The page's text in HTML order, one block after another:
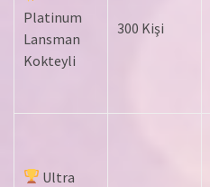
Platinum
Lansman
Kokteyli
300 Kişi
Ultra